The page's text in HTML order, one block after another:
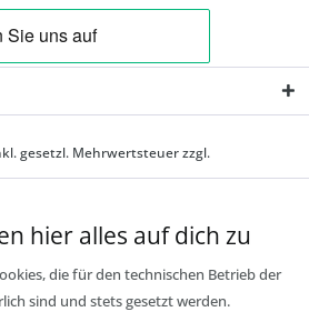
gesetzl. Mehrwertsteuer zzgl.
hier alles auf dich zu
die für den technischen Betrieb der
sind und stets gesetzt werden.